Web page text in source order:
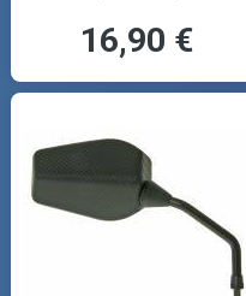
16,90 €